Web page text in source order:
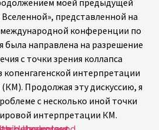
и возрасте Вселенной
Полторака 2005 года «О
возрасте Вселенной» время
как метрическое измерение и
опираясь на еврейские
такие как инкапсуляция
настоящего и будущего
новолуния, — и современную